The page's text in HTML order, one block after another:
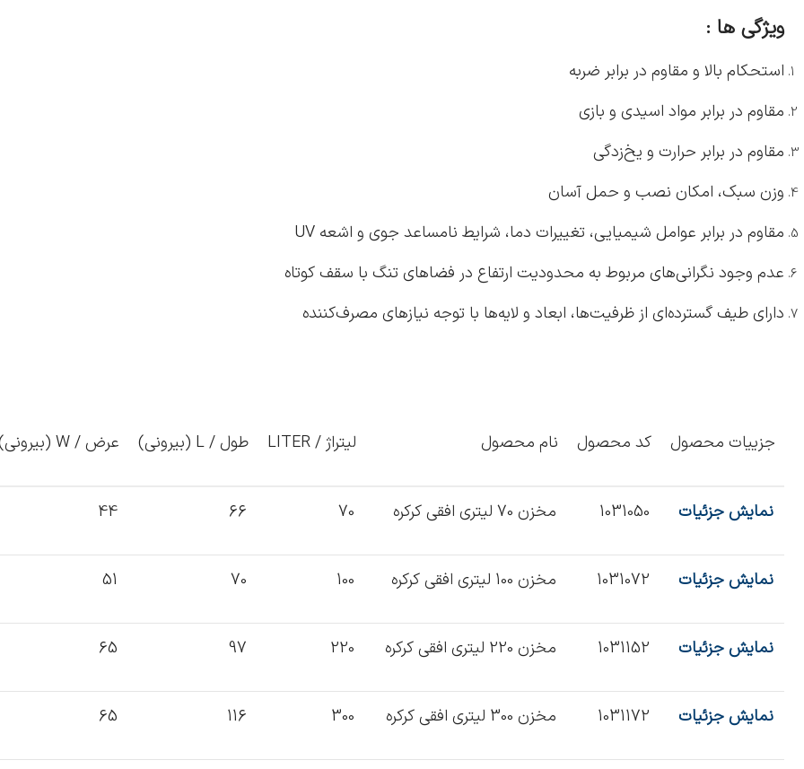
ویژگی ها :
استحکام بالا و مقاوم در برابر ضربه
مقاوم در برابر مواد اسیدی و بازی
مقاوم در برابر حرارت و یخ‌زدگی
وزن سبک، امکان نصب و حمل آسان
مقاوم در برابر عوامل شیمیایی، تغییرات دما، شرایط نامساعد جوی و اشعه UV
عدم وجود نگرانی‌های مربوط به محدودیت ارتفاع در فضاهای تنگ با سقف کوتاه
دارای طیف گسترده‌ای از ظرفیت‌ها، ابعاد و لایه‌ها با توجه نیازهای مصرف‌کننده
جزییات محصول کد محصول نام محصول لیتراژ / LITER طول / L (بیرونی) عرض / W (بیرونی)
نمایش جزئیات 1031050 مخزن 70 لیتری افقی کرکره 70
66
44
نمایش جزئیات 1031072 مخزن 100 لیتری افقی کرکره 100
70
51
نمایش جزئیات 1031152 مخزن 220 لیتری افقی کرکره 220
97
65
نمایش جزئیات 1031172 مخزن 300 لیتری افقی کرکره 300
116
65